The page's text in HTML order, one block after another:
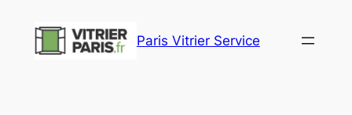
contenu
Paris Vitrier Service